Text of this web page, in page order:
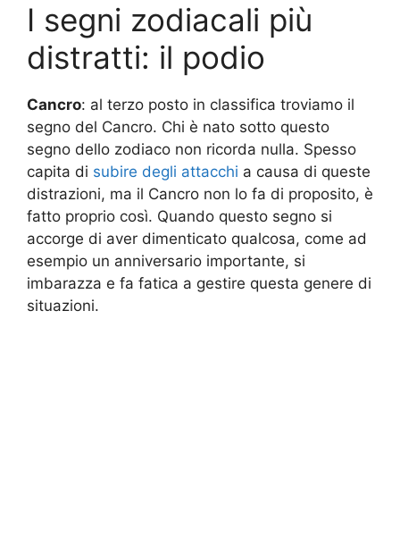
I segni zodiacali più
distratti: il podio
Cancro: al terzo posto in classifica troviamo il
segno del Cancro. Chi è nato sotto questo
segno dello zodiaco non ricorda nulla. Spesso
capita di subire degli attacchi a causa di queste
distrazioni, ma il Cancro non lo fa di proposito, è
fatto proprio così. Quando questo segno si
accorge di aver dimenticato qualcosa, come ad
esempio un anniversario importante, si
imbarazza e fa fatica a gestire questa genere di
situazioni.